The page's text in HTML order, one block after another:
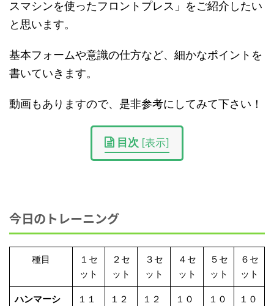
スマシンを使ったフロントプレス」をご紹介したい
と思います。
基本フォームや意識の仕方など、細かなポイントを
書いていきます。
動画もありますので、是非参考にしてみて下さい！
目次 [表示]
今日のトレーニング
種目
１セ
ット
２セ
ット
３セ
ット
４セ
ット
５セ
ット
６セ
ット
ハンマーシ
１１
１２
１２
１０
１０
１０